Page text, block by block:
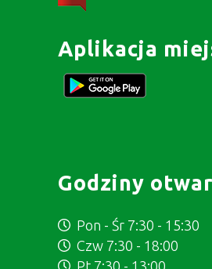
Aplikacja
Godziny
Pon - Śr 7:30 - 15:30
Czw 7:30 - 18:00
Pt 7:30 - 13:00